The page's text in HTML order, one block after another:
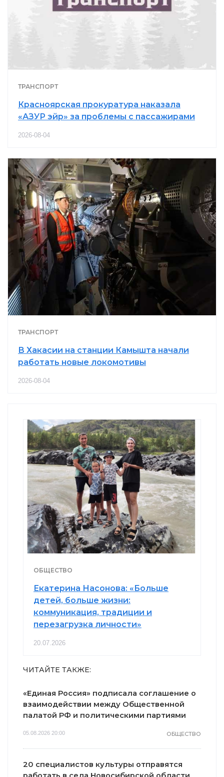
ТРАНСПОРТ
Красноярская прокуратура наказала
«АЗУР эйр» за проблемы с пассажирами
2026-08-04
ТРАНСПОРТ
В Хакасии на станции Камышта начали
работать новые локомотивы
2026-08-04
ОБЩЕСТВО
Екатерина Насонова: «Больше
детей, больше жизни:
коммуникация, традиции и
перезагрузка личности»
20.07.2026
ЧИТАЙТЕ ТАКЖЕ:
«Единая Россия» подписала соглашение о
взаимодействии между Общественной
палатой РФ и политическими партиями
05.08.2026 20:00 ОБЩЕСТВО
20 специалистов культуры отправятся